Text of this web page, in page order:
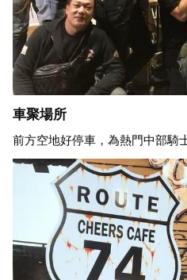
車聚場所
前方空地好停車，為熱門中部騎